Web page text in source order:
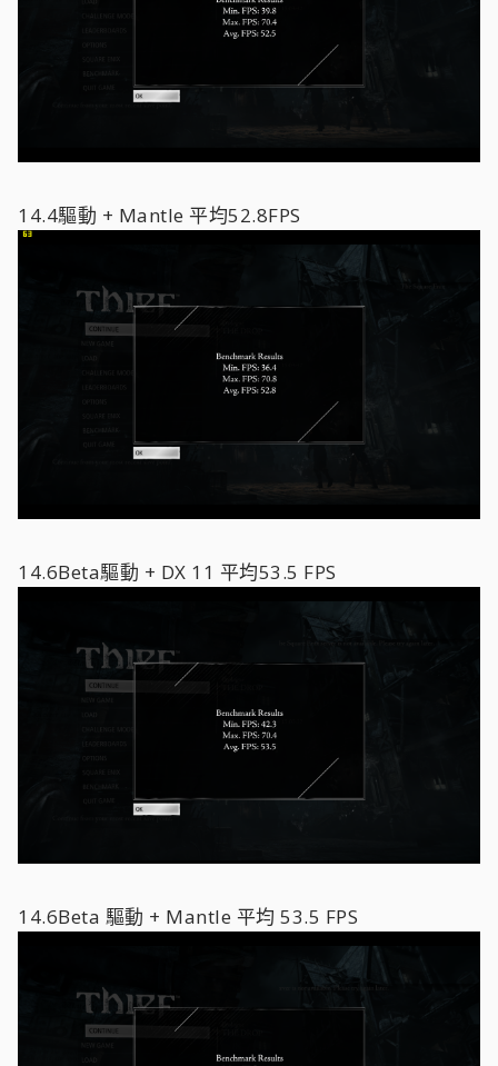
14.4驅動 + Mantle 平均52.8FPS
14.6Beta驅動 + DX 11 平均53.5 FPS
14.6Beta 驅動 + Mantle 平均 53.5 FPS